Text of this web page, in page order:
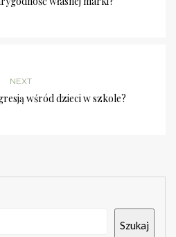
NEXT
wśród dzieci w szkole?
Szukaj